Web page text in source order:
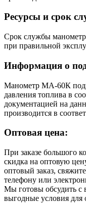
Ресурсы и срок
Срок службы
при правильной
Информация о
Манометр МА-60К
давления топлива в
документацией на
производится в
Оптовая цена:
При заказе большого
скидка на оптовую
оптовый заказ,
телефону или
Мы готовы обсудить с
выгодные условия для